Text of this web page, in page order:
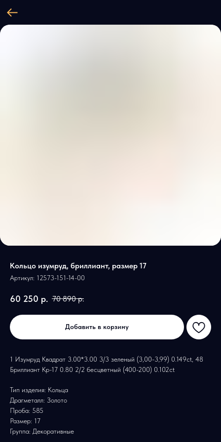
Кольцо изумруд, бриллиант, размер 17
Артикул: 12573-151-14-00
60 250 р. 70 890 р.
Добавить в корзину
1 Изумруд Квадрат 3.00*3.00 3/3 зеленый (3,00-3,99) 0.149ct, 48
Бриллиант Кр-17 0.80 2/2 бесцветный (400-200) 0.102ct
Тип изделия: Кольца
Драгметалл: Золото
Проба: 585
Размер: 17
Группа: Декоративные